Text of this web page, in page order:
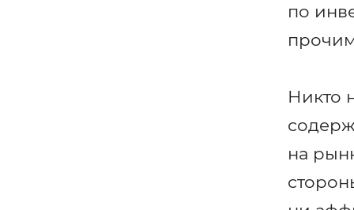
по
Никто
на